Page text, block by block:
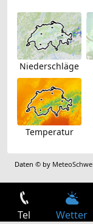
Niederschläge
Temperatur
Daten © by
Tel Wetter